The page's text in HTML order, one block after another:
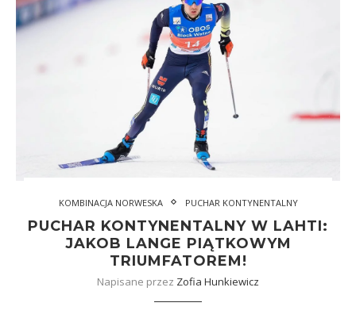
KOMBINACJA NORWESKA PUCHAR KONTYNENTALNY
PUCHAR KONTYNENTALNY W LAHTI:
JAKOB LANGE PIĄTKOWYM
TRIUMFATOREM!
Napisane przez Zofia Hunkiewicz